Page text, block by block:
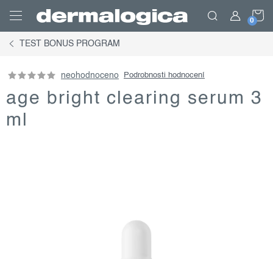
obsah
TEST BONUS PROGRAM
neohodnoceno Podrobnosti hodnocení
age bright clearing serum 3
ml